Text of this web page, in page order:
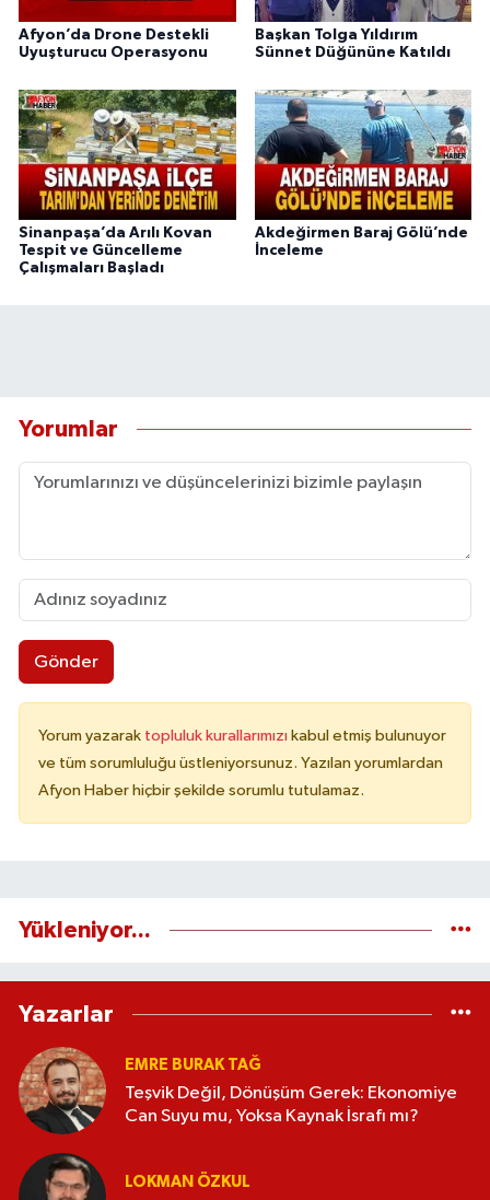
Afyon’da Drone Destekli
Uyuşturucu Operasyonu
Başkan Tolga Yıldırım
Sünnet Düğününe Katıldı
Sinanpaşa’da Arılı Kovan
Tespit ve Güncelleme
Çalışmaları Başladı
Akdeğirmen Baraj Gölü’nde
İnceleme
Yorumlar
Gönder
Yorum yazarak topluluk kurallarımızı kabul etmiş bulunuyor
ve tüm sorumluluğu üstleniyorsunuz. Yazılan yorumlardan
Afyon Haber hiçbir şekilde sorumlu tutulamaz.
Yükleniyor...
Yazarlar
EMRE BURAK TAĞ
Teşvik Değil, Dönüşüm Gerek: Ekonomiye
Can Suyu mu, Yoksa Kaynak İsrafı mı?
LOKMAN ÖZKUL